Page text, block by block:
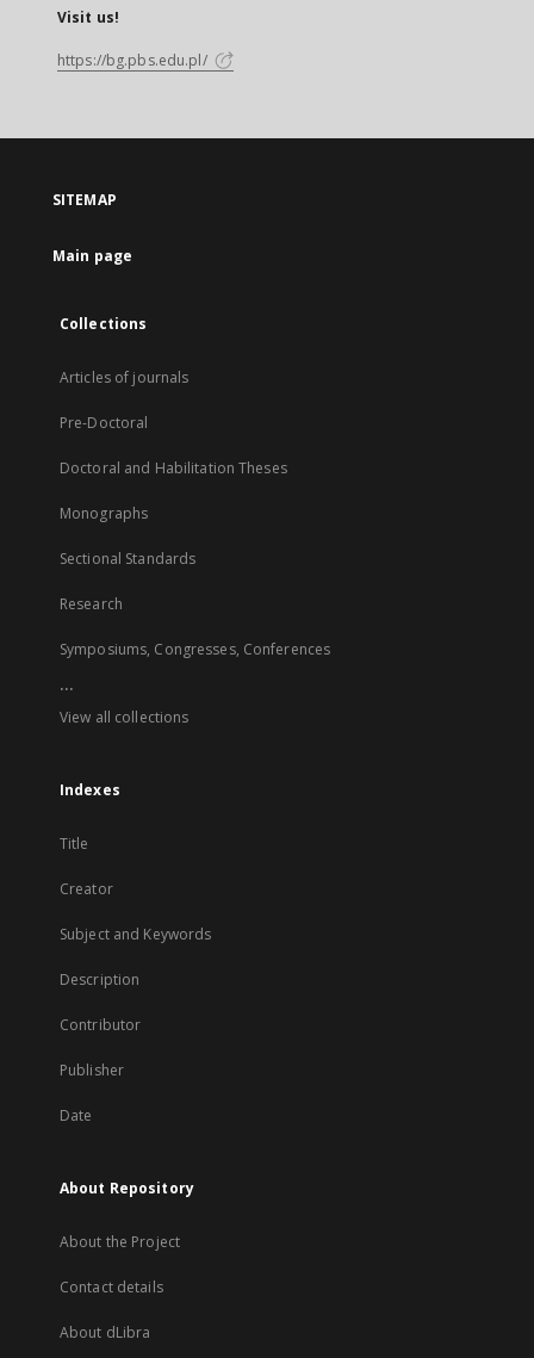
Visit us!
https://bg.pbs.edu.pl/
SITEMAP
Main page
Collections
Articles of journals
Pre-Doctoral
Doctoral and Habilitation Theses
Monographs
Sectional Standards
Research
Symposiums, Congresses, Conferences
...
View all collections
Indexes
Title
Creator
Subject and Keywords
Description
Contributor
Publisher
Date
About Repository
About the Project
Contact details
About dLibra